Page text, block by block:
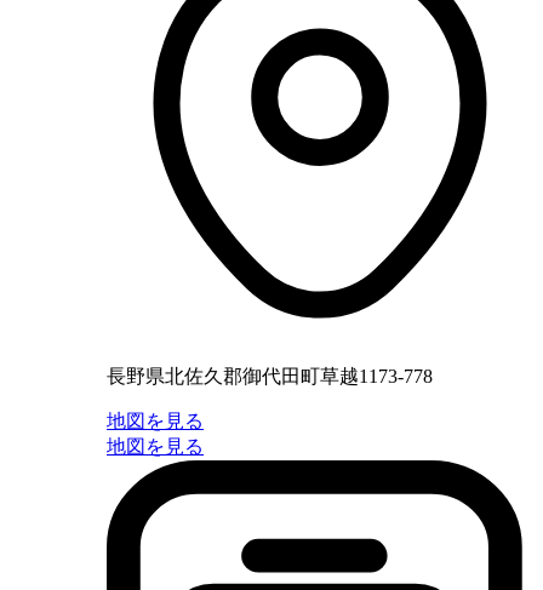
長野県北佐久郡御代田町草越1173-778
地図を見る
地図を見る